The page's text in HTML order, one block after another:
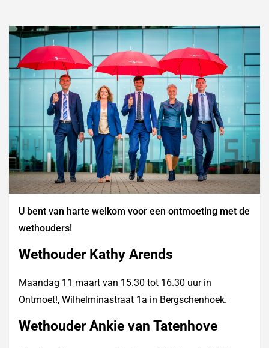
U bent van harte welkom voor een ontmoeting met de
wethouders!
Wethouder Kathy Arends
Maandag 11 maart van 15.30 tot 16.30 uur in
Ontmoet!, Wilhelminastraat 1a in Bergschenhoek.
Wethouder Ankie van Tatenhove